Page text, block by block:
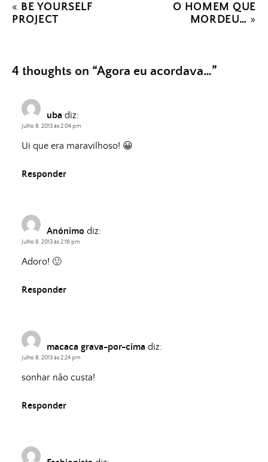
« BE YOURSELF
PROJECT
O HOMEM QUE
MORDEU… »
4 thoughts on “Agora eu acordava…”
uba diz:
Julho 8, 2013 às 2:04 pm
Ui que era maravilhoso! 😀
Responder
Anónimo diz:
Julho 8, 2013 às 2:16 pm
Adoro! 🙂
Responder
macaca grava-por-cima diz:
Julho 8, 2013 às 2:24 pm
sonhar não custa!
Responder